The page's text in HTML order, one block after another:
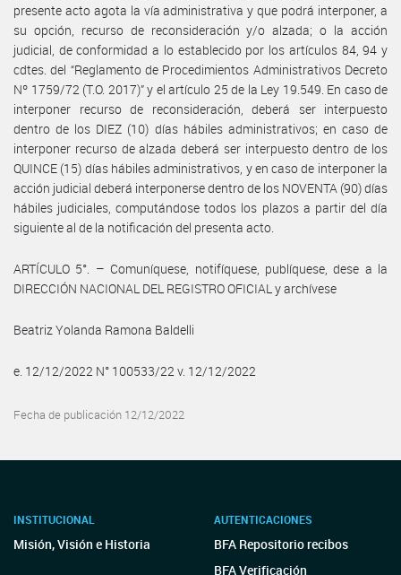
presente acto agota la vía administrativa y que podrá interponer, a
su opción, recurso de reconsideración y/o alzada; o la acción
judicial, de conformidad a lo establecido por los artículos 84, 94 y
cdtes. del “Reglamento de Procedimientos Administrativos Decreto
Nº 1759/72 (T.O. 2017)” y el artículo 25 de la Ley 19.549. En caso de
interponer recurso de reconsideración, deberá ser interpuesto
dentro de los DIEZ (10) días hábiles administrativos; en caso de
interponer recurso de alzada deberá ser interpuesto dentro de los
QUINCE (15) días hábiles administrativos, y en caso de interponer la
acción judicial deberá interponerse dentro de los NOVENTA (90) días
hábiles judiciales, computándose todos los plazos a partir del día
siguiente al de la notificación del presenta acto.
ARTÍCULO 5°. – Comuníquese, notifíquese, publíquese, dese a la
DIRECCIÓN NACIONAL DEL REGISTRO OFICIAL y archívese
Beatriz Yolanda Ramona Baldelli
e. 12/12/2022 N° 100533/22 v. 12/12/2022
Fecha de publicación 12/12/2022
INSTITUCIONAL
Misión, Visión e Historia
AUTENTICACIONES
BFA Repositorio recibos
BFA Verificación